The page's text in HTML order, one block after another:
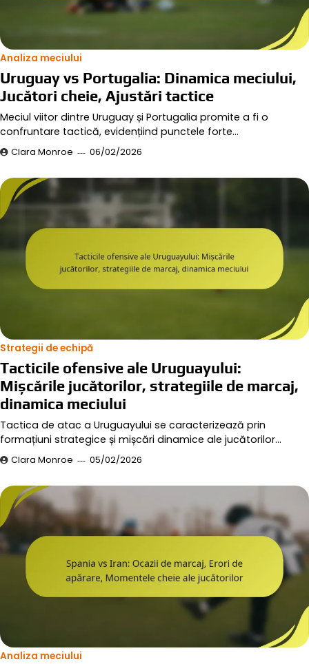
Analiza meciului
Uruguay vs Portugalia: Dinamica meciului,
Jucători cheie, Ajustări tactice
Meciul viitor dintre Uruguay și Portugalia promite a fi o
confruntare tactică, evidențiind punctele forte…
Clara Monroe 06/02/2026
Strategii de echipă
Tacticile ofensive ale Uruguayului:
Mișcările jucătorilor, strategiile de marcaj,
dinamica meciului
Tactica de atac a Uruguayului se caracterizează prin
formațiuni strategice și mișcări dinamice ale jucătorilor…
Clara Monroe 05/02/2026
Analiza meciului